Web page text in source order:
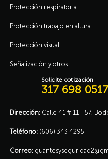
Protección respiratoria
Protección trabajo en altura
Protección visual
Señalización y otros
Solicite cotización
317 698 0517
Dirección: Calle 41 # 11 - 57,
Teléfono: (606) 343 4295
Correo: